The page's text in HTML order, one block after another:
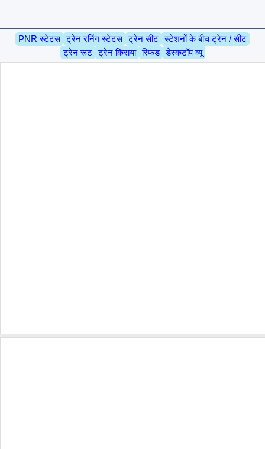
PNR स्टेटस ट्रेन रनिंग स्टेटस ट्रेन सीट स्टेशनों के बीच ट्रेन / सीट
ट्रेन रूट ट्रेन किराया रिफंड डेस्कटॉप व्यू